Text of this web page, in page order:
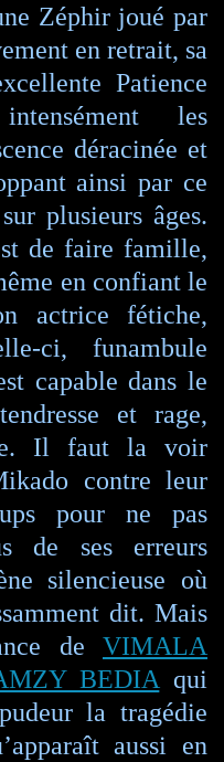
Zéphir joué par
en retrait, sa
Patience
les
déracinée et
ainsi par ce
plusieurs âges.
de faire famille,
en confiant le
actrice fétiche,
ci, funambule
capable dans le
et rage,
Il faut la voir
contre leur
pour ne pas
de ses erreurs
silencieuse où
dit. Mais
de VIMALA
BEDIAqui
la tragédie
aussi en